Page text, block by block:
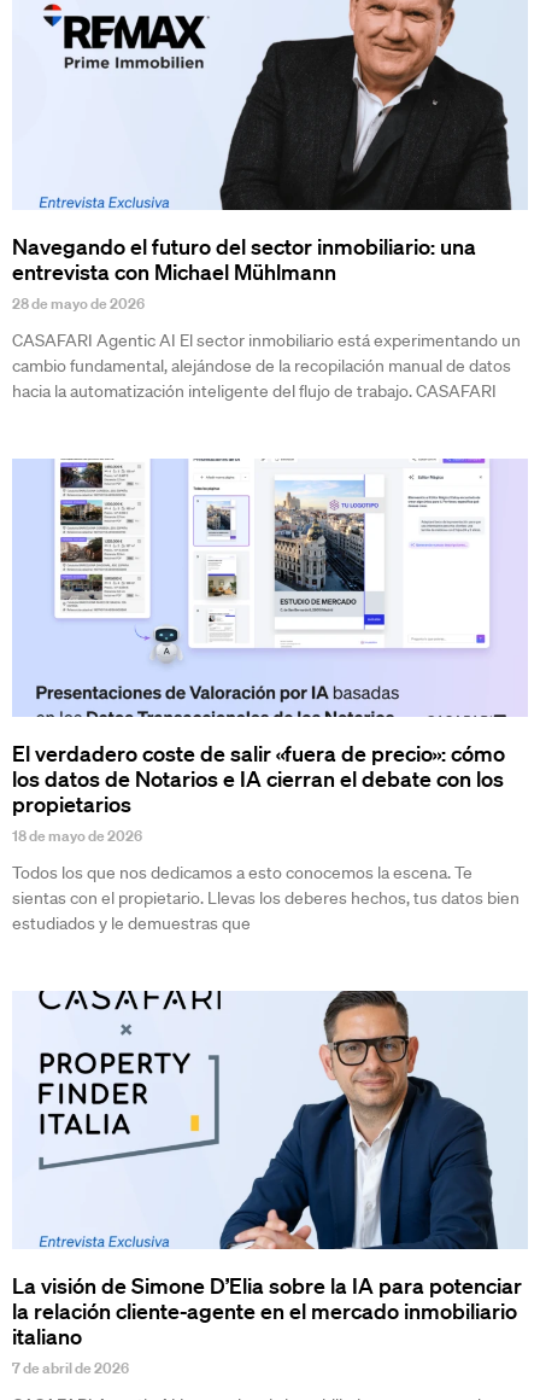
Navegando el futuro del sector inmobiliario: una
entrevista con Michael Mühlmann
28 de mayo de 2026
CASAFARI Agentic AI El sector inmobiliario está experimentando un
cambio fundamental, alejándose de la recopilación manual de datos
hacia la automatización inteligente del flujo de trabajo. CASAFARI
El verdadero coste de salir «fuera de precio»: cómo
los datos de Notarios e IA cierran el debate con los
propietarios
18 de mayo de 2026
Todos los que nos dedicamos a esto conocemos la escena. Te
sientas con el propietario. Llevas los deberes hechos, tus datos bien
estudiados y le demuestras que
La visión de Simone D’Elia sobre la IA para potenciar
la relación cliente-agente en el mercado inmobiliario
italiano
7 de abril de 2026